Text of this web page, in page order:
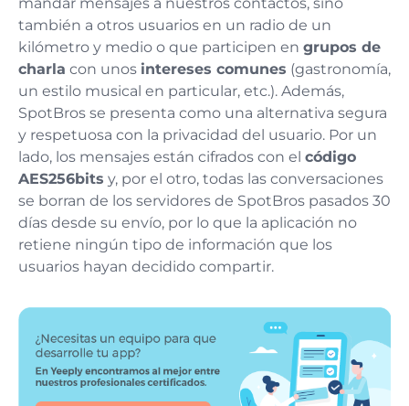
también a otros usuarios en un radio de un
kilómetro y medio o que participen en grupos de
charla con unos intereses comunes (gastronomía,
un estilo musical en particular, etc.). Además,
SpotBros se presenta como una alternativa segura
y respetuosa con la privacidad del usuario. Por un
lado, los mensajes están cifrados con el código
AES256bits y, por el otro, todas las conversaciones
se borran de los servidores de SpotBros pasados 30
días desde su envío, por lo que la aplicación no
retiene ningún tipo de información que los
usuarios hayan decidido compartir.